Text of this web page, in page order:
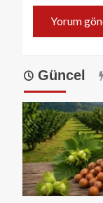
Güncel